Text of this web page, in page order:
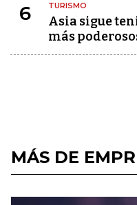
6 TURISMO
Asia sigue
más
MÁS DE